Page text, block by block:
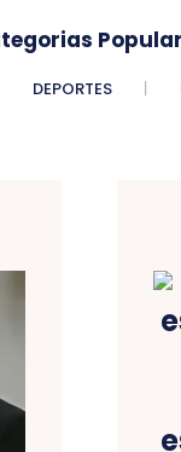
DEPORTES